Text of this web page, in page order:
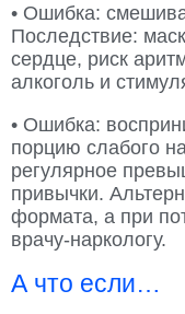
• Ошибка:
Последствие:
сердце, риск
алкоголь и
• Ошибка:
порцию слабого
регулярное
привычки.
формата, а при
врачу-наркологу.
А что если…